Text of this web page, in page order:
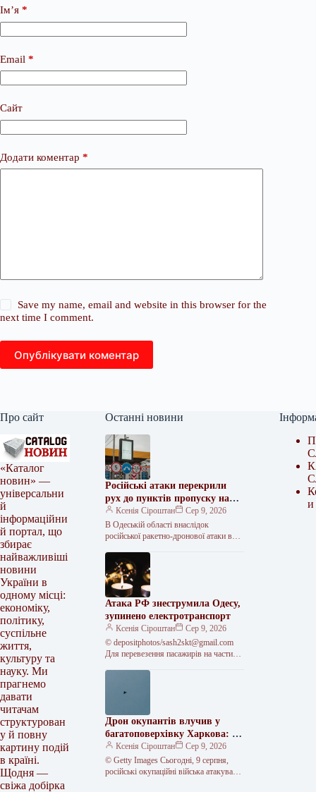
Ім’я *
Email *
Сайт
Додати коментар *
Save my name, email and website in this browser for the
next time I comment.
Опублікувати коментар
Про сайт
«Каталог
новин» —
універсальни
й
інформаційни
й портал, що
збирає
найважливіші
новини
України в
одному місці:
економіку,
політику,
суспільне
життя,
культуру та
науку. Ми
прагнемо
давати
читачам
структурован
у й повну
картину подій
в країні.
Щодня —
свіжа добірка
Останні новини
Російські атаки перекрили
рух до пунктів пропуску на
кордоні з Молдовою
Ксенія Сіроштан
Сер 9, 2026
В Одеській області внаслідок
російської ракетно-дронової атаки в
<img…
Атака РФ знеструмила Одесу,
зупинено електротранспорт
Ксенія Сіроштан
Сер 9, 2026
© depositphotos/sash2skt@gmail.com
Для перевезення пасажирів на частині
Дрон окупантів влучив у
багатоповерхівку Харкова: є
жертви, люди заблоковані в
будинку
Ксенія Сіроштан
Сер 9, 2026
© Getty Images Сьогодні, 9 серпня,
російські окупаційні війська атакували
и